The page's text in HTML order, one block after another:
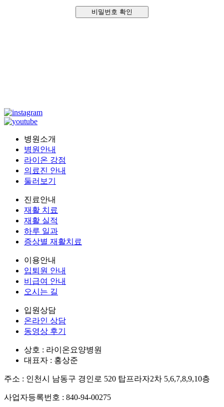
비밀번호 확인
병원소개
병원안내
라이온 강점
의료진 안내
둘러보기
진료안내
재활 치료
재활 실적
하루 일과
증상별 재활치료
이용안내
입퇴원 안내
비급여 안내
오시는 길
입원상담
온라인 상담
동영상 후기
상호 : 라이온요양병원
대표자 : 홍상준
주소 : 인천시 남동구 경인로 520 탑프라자2차 5,6,7,8,9,10층
사업자등록번호 : 840-94-00275